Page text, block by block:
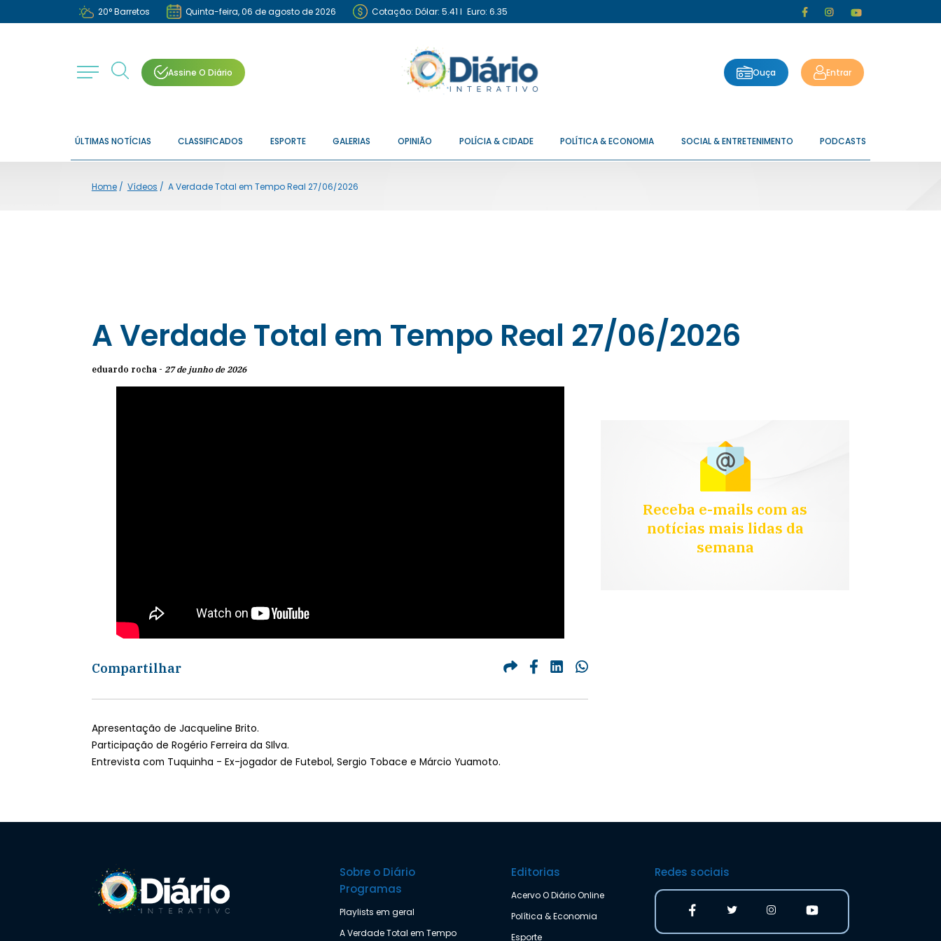
20°Barretos Quinta-feira, 06 de agosto de 2026 Cotação: Dólar: 5.41 I Euro: 6.35
Assine O Diário Ouça Entrar
ÚLTIMAS NOTÍCIAS CLASSIFICADOS ESPORTE GALERIAS OPINIÃO POLÍCIA & CIDADE POLÍTICA & ECONOMIA SOCIAL & ENTRETENIMENTO PODCASTS
Home/ Vídeos / A Verdade Total em Tempo Real 27/06/2026
A Verdade Total em Tempo Real 27/06/2026
eduardo rocha - 27 de junho de 2026
Compartilhar
Apresentação de Jacqueline Brito.
Participação de Rogério Ferreira da SIlva.
Entrevista com Tuquinha - Ex-jogador de Futebol, Sergio Tobace e Márcio Yuamoto.
Receba e-mails com as
notícias mais lidas da
semana
Sobre o Diário
Programas
Playlists em geral
A Verdade Total em Tempo
Editorias
Acervo O Diário Online
Política & Economia
Esporte
Redes sociais